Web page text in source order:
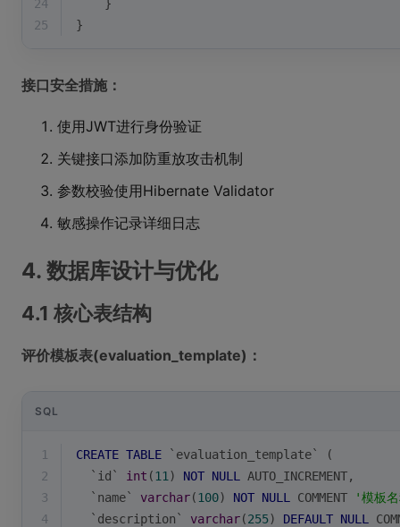
24
    }
25
}
接口安全措施：
使用JWT进行身份验证
关键接口添加防重放攻击机制
参数校验使用Hibernate Validator
敏感操作记录详细日志
4. 数据库设计与优化
4.1 核心表结构
评价模板表(evaluation_template)：
SQL
1 CREATE TABLE `evaluation_template` (
2
  `id`
int (11 ) NOT NULL
AUTO_INCREMENT,
3
  `name`
varchar(100) NOT NULL COMMENT
'模板
4
  `description`
varchar(255) DEFAULT NULL